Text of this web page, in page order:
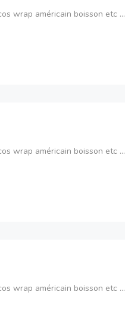
wrap américain boisson etc ...
wrap américain boisson etc ...
wrap américain boisson etc ...